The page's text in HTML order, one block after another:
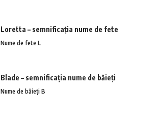
Loretta – semnificația nume de fete
Nume de fete L
Blade – semnificația nume de băieți
Nume de băieți B